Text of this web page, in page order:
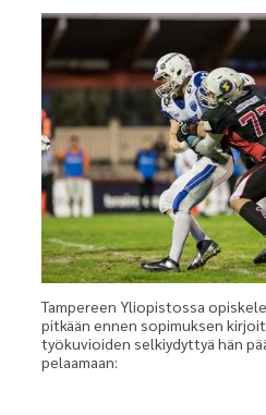
Tampereen Yliopistossa
pitkään ennen sopimuksen
työkuvioiden selkiydyttyä hän
pelaamaan: